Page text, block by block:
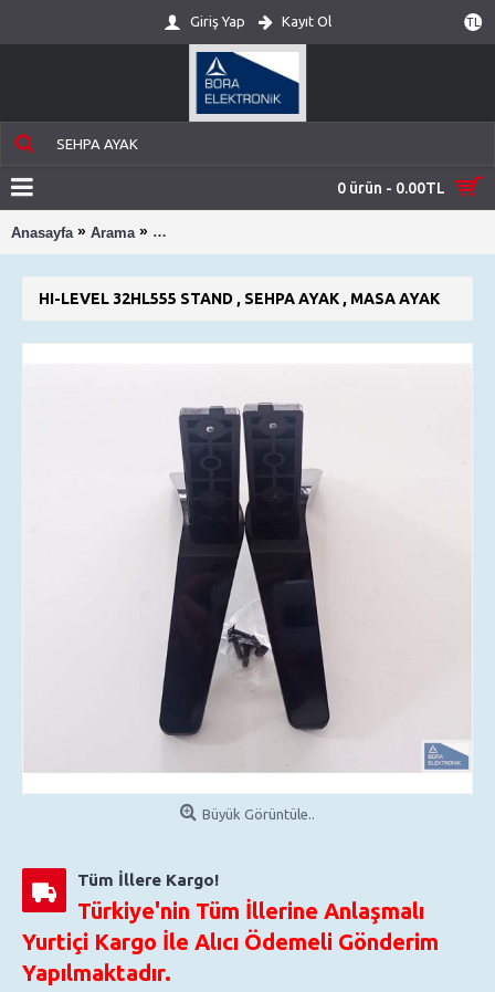
TL
Giriş Yap Kayıt Ol
0 ürün - 0.00TL
Anasayfa » Arama » HI-LEVEL 32HL555 STAND , SEHPA AYAK , MASA
HI-LEVEL 32HL555 STAND , SEHPA AYAK , MASA AYAK
Büyük Görüntüle..
Tüm İllere Kargo!
Türkiye'nin Tüm İllerine Anlaşmalı
Yurtiçi Kargo İle Alıcı Ödemeli Gönderim
Yapılmaktadır.